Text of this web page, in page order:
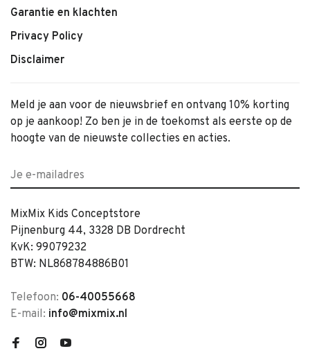
Garantie en klachten
Privacy Policy
Disclaimer
Meld je aan voor de nieuwsbrief en ontvang 10% korting
op je aankoop! Zo ben je in de toekomst als eerste op de
hoogte van de nieuwste collecties en acties.
MixMix Kids Conceptstore
Pijnenburg 44, 3328 DB Dordrecht
KvK: 99079232
BTW: NL868784886B01
Telefoon: 06-40055668
E-mail: info@mixmix.nl